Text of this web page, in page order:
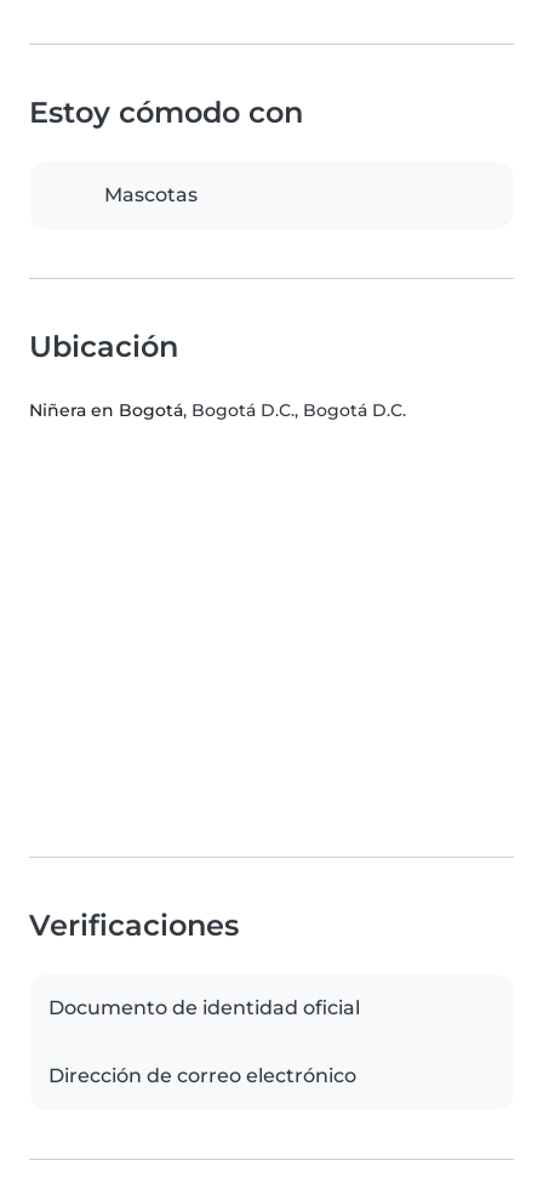
Estoy cómodo con
Mascotas
Ubicación
Niñera en Bogotá, Bogotá D.C., Bogotá D.C.
Verificaciones
Documento de identidad oficial
Dirección de correo electrónico